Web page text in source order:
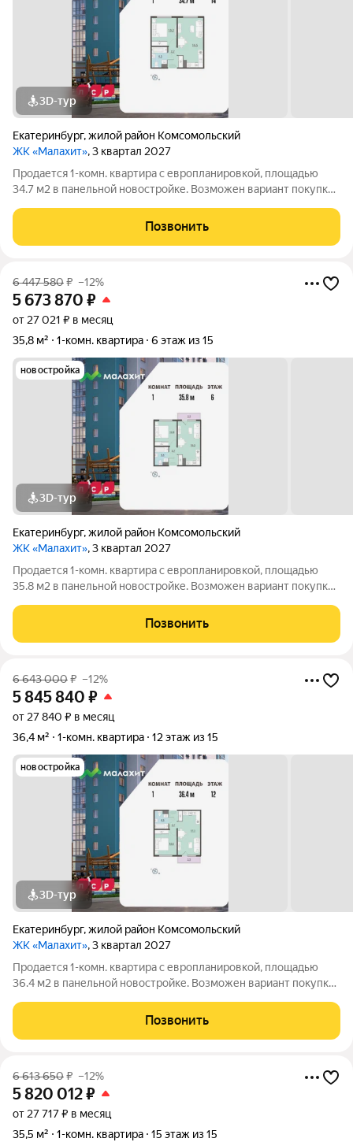
3D-тур
Екатеринбург,жилой район Комсомольский
ЖК «Малахит», 3 квартал 2027
Продается 1-комн. квартира с европланировкой, площадью
34.7 м2 в панельной новостройке. Возможен вариант покупки
кухня 16.5 м2, отделка под ключ. Квартира располагается на 14
этаже
Позвонить
6 447 580₽ –12%
5 673 870 ₽
от 27 021 ₽ в месяц
35,8 м²
1-комн. квартира 6 этаж из 15
новостройка
3D-тур
Екатеринбург,жилой район Комсомольский
ЖК «Малахит», 3 квартал 2027
Продается 1-комн. квартира с европланировкой, площадью
35.8 м2 в панельной новостройке. Возможен вариант покупки
кухня 16.5 м2, отделка под ключ, балконов - 1. Квартира
располагается на 6
Позвонить
6 643 000₽ –12%
5 845 840 ₽
от 27 840 ₽ в месяц
36,4 м²
1-комн. квартира 12 этаж из 15
новостройка
3D-тур
Екатеринбург,жилой район Комсомольский
ЖК «Малахит», 3 квартал 2027
Продается 1-комн. квартира с европланировкой, площадью
36.4 м2 в панельной новостройке. Возможен вариант покупки
кухня 17.1 м2, отделка под ключ, балконов - 1. Квартира
располагается на 12
Позвонить
6 613 650₽ –12%
5 820 012₽
от 27 717 ₽ в месяц
35,5 м²
1-комн. квартира 15 этаж из 15